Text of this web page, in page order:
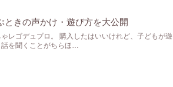
ときの声かけ・遊び方を大公開
レゴデュプロ。 購入したはいいけれど、子どもが遊
を聞くことがちらほ…